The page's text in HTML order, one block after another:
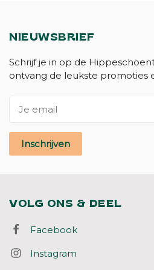
NIEUWSBRIEF
Schrijf je in op de
ontvang de leukste promoties
Inschrijven
VOLG ONS & DEEL
Facebook
Instagram